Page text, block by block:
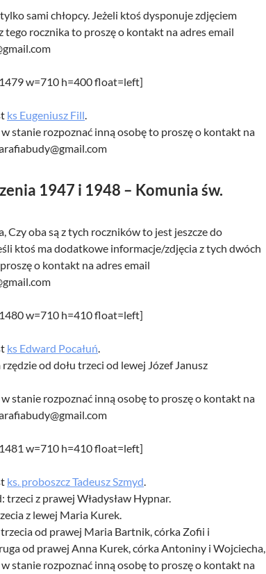
sami chłopcy. Jeżeli ktoś dysponuje zdjęciem
tego rocznika to proszę o kontakt na adres email
w=710 h=400 float=left]
ks Eugeniusz Fill.
stanie rozpoznać inną osobę to proszę o kontakt na
1947 i 1948 – Komunia św.
Czy oba są z tych roczników to jest jeszcze do
ktoś ma dodatkowe informacje/zdjęcia z tych dwóch
o kontakt na adres email
w=710 h=410 float=left]
ks Edward Pocałuń.
od dołu trzeci od lewej Józef Janusz
stanie rozpoznać inną osobę to proszę o kontakt na
w=710 h=410 float=left]
ks. proboszcz Tadeusz Szmyd.
trzeci z prawej Władysław Hypnar.
z lewej Maria Kurek.
od prawej Maria Bartnik, córka Zofii i
od prawej Anna Kurek, córka Antoniny i Wojciecha,
stanie rozpoznać inną osobę to proszę o kontakt na